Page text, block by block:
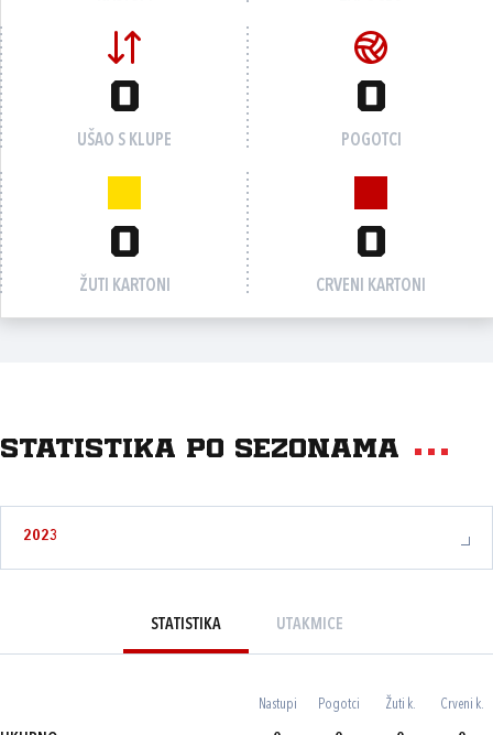
0
UŠAO S KLUPE
0
POGOTCI
0
ŽUTI KARTONI
0
CRVENI KARTONI
Statistika po sezonama
2023
STATISTIKA UTAKMICE
Nastupi Pogotci Žuti k. Crveni k.